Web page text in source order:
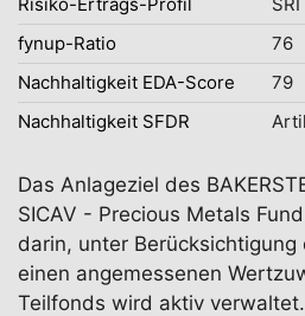
fynup-Ratio
76
Nachhaltigkeit EDA-Score
79
Nachhaltigkeit SFDR
Das Anlageziel des
SICAV - Precious Metals
darin, unter Berücksichtigung
einen angemessenen
Teilfonds wird aktiv